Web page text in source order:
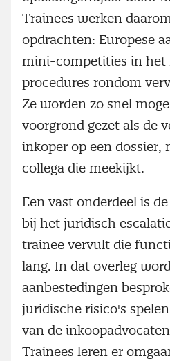
Trainees werken
opdrachten: Europese
mini-competities in het
procedures rondom
Ze worden zo snel
voorgrond gezet als de
inkoper op een dossier,
collega die meekijkt.
Een vast onderdeel is
bij het juridisch
trainee vervult die
lang. In dat overleg
aanbestedingen
juridische risico's
van de
Trainees leren er